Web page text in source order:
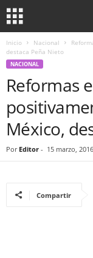
Inicio Nacional
destaca Peña Nieto
NACIONAL
Reformas
México,
Por Editor - 15 marzo, 2016
Compartir